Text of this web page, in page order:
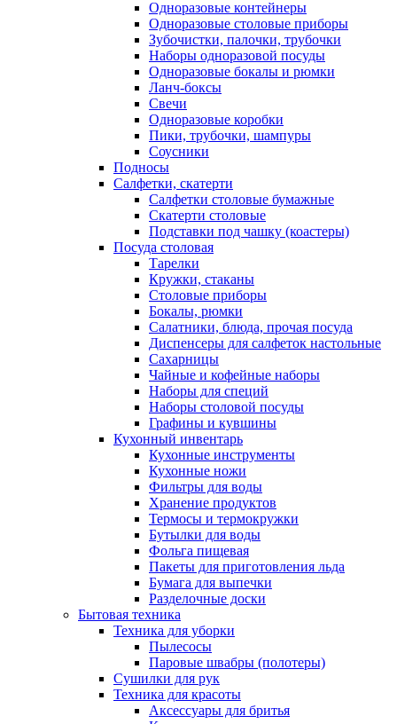
Одноразовые контейнеры
Одноразовые столовые приборы
Зубочистки, палочки, трубочки
Наборы одноразовой посуды
Одноразовые бокалы и рюмки
Ланч-боксы
Свечи
Одноразовые коробки
Пики, трубочки, шампуры
Соусники
Подносы
Салфетки, скатерти
Салфетки столовые бумажные
Скатерти столовые
Подставки под чашку (коастеры)
Посуда столовая
Тарелки
Кружки, стаканы
Столовые приборы
Бокалы, рюмки
Салатники, блюда, прочая посуда
Диспенсеры для салфеток настольные
Сахарницы
Чайные и кофейные наборы
Наборы для специй
Наборы столовой посуды
Графины и кувшины
Кухонный инвентарь
Кухонные инструменты
Кухонные ножи
Фильтры для воды
Хранение продуктов
Термосы и термокружки
Бутылки для воды
Фольга пищевая
Пакеты для приготовления льда
Бумага для выпечки
Разделочные доски
Бытовая техника
Техника для уборки
Пылесосы
Паровые швабры (полотеры)
Сушилки для рук
Техника для красоты
Аксессуары для бритья